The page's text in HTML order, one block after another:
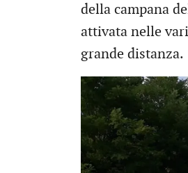
della campana
attivata nelle
grande distanza.